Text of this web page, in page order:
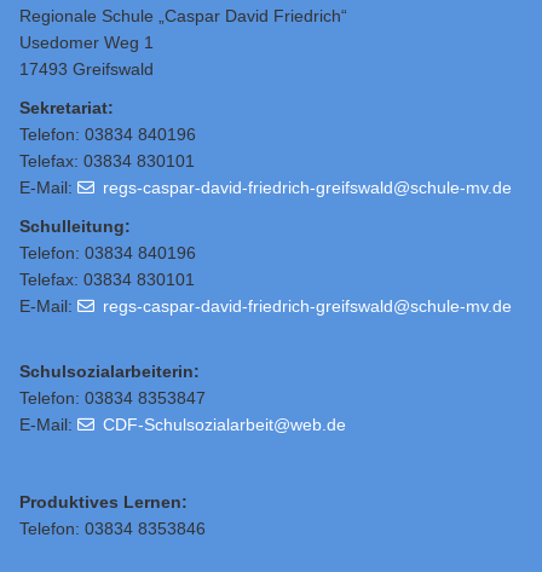
Regionale Schule „Caspar David Friedrich“
Usedomer Weg 1
17493 Greifswald
Sekretariat:
Telefon: 03834 840196
Telefax: 03834 830101
E-Mail:
regs-caspar-david-friedrich-greifswald@schule-mv.de
Schulleitung:
Telefon: 03834 840196
Telefax: 03834 830101
E-Mail:
regs-caspar-david-friedrich-greifswald@schule-mv.de
Schulsozialarbeiterin:
Telefon: 03834 8353847
E-Mail:
CDF-Schulsozialarbeit@web.de
Produktives Lernen:
Telefon: 03834 8353846